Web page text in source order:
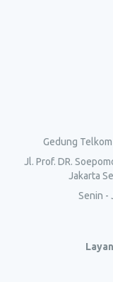
Gedung
Jl. Prof. DR.
Jakarta
Senin -